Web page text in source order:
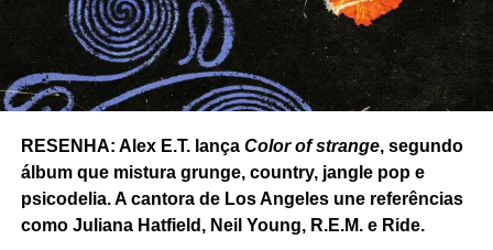
um tempo pra voltare na blues ballad de elevador
Castelo de roupas pelo chão
. MasQue coisaainda tem a
impagável
São Longuinho e os três pulinhos , rock
lascado à moda de Ty Segall – embora as mudanças de
setentista deBaixa manutenção, com Viridiana dividindo
os vocais. Tudo montado com muito cuidado nas
melodias.
RESENHA: Alex E.T. lança Color of strange, segundo
álbum que mistura grunge, country, jangle pop e
psicodelia. A cantora de Los Angeles une referências
como Juliana Hatfield, Neil Young, R.E.M. e Ride.